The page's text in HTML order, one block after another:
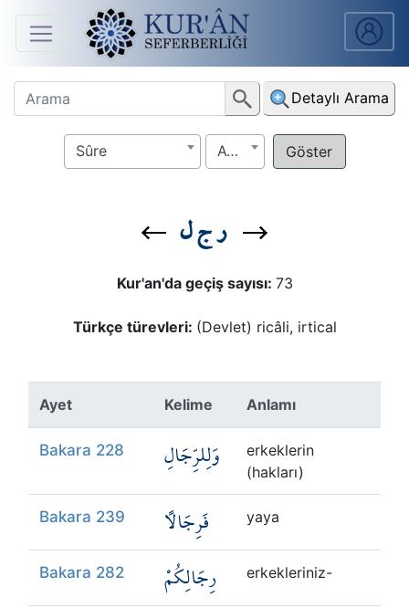
Anasayfa
Sûreler
Arapça
Kökler
Detaylı Arama
Sûre Ayet
ر ج ل
Kur'an'da geçiş sayısı: 73
Türkçe türevleri: (Devlet) ricâli, irtical
Ayet Kelime Anlamı
Bakara 228 وَلِلرِّجَالِ
erkeklerin
(hakları)
Bakara 239 فَرِجَالًا yaya
Bakara 282 رِجَالِكُمْ erkekleriniz-